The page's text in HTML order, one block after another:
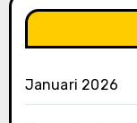
Januari 2026